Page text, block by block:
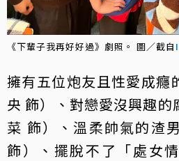
《下輩子我再好好過》劇照。 圖／截自
擁有五位炮友且性愛成癮
央 飾）、對戀愛沒興趣的
菜 飾）、溫柔帥氣的渣
飾）、擺脫不了「處女